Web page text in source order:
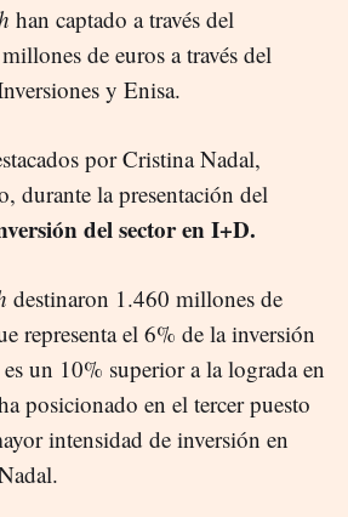
han captado a través del
de euros a través del
y Enisa.
por Cristina Nadal,
durante la presentación del
del sector en I+D.
destinaron 1.460 millones de
representa el 6% de la inversión
un 10% superior a la lograda en
posicionado en el tercer puesto
intensidad de inversión en